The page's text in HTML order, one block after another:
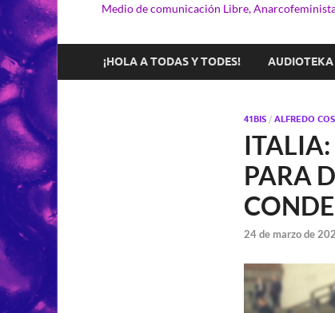
Medio de comunicación Libre,
¡HOLA A TODAS Y TODES! AUDIOTEKA
41BIS/ ALFREDO
PARA
24 de marzo de